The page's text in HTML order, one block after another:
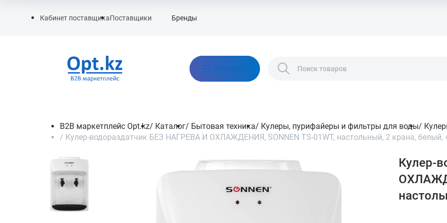
Кабинет поставщикаПоставщики Бренды
Каталог
B2B маркетплейс Opt.kz/ Каталог/ Бытовая техника/ Кулеры, пурифайеры и фильтры для воды/
/ Кулер-водораздатчик БЕЗ НАГРЕВА И ОХЛАЖДЕНИЯ, SONNEN TS-01WT, настольный, 2 крана, белый,
Кулер-